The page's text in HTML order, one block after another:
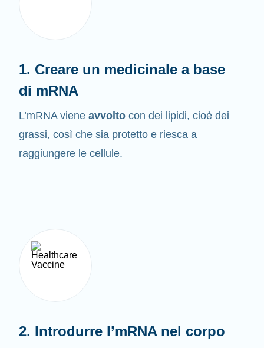
1. Creare un medicinale a base
di mRNA
L’mRNA viene avvolto con dei lipidi, cioè dei
grassi, così che sia protetto e riesca a
raggiungere le cellule.
2. Introdurre l’mRNA nel corpo